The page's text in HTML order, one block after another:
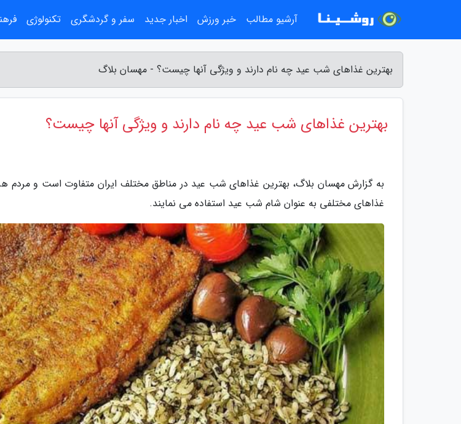
بهترین غذاهای شب عید چه نام دارند و ویژگی آنها چیست؟ - مهسان بلاگ
بهترین غذاهای شب عید چه نام دارند و ویژگی آنها چیست؟
به گزارش مهسان بلاگ، بهترین غذاهای شب عید در مناطق مختلف ایران متفاوت است و مردم
غذاهای مختلفی به عنوان شام شب عید استفاده می نمایند.
آرشیو مطالب خبر ورزش اخبار جدید سفر و گردشگری تکنولوژی